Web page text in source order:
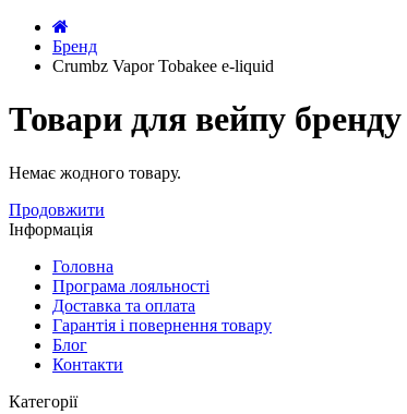
Бренд
Crumbz Vapor Tobakee e-liquid
Товари для вейпу
Немає жодного товару.
Продовжити
Інформація
Головна
Програма лояльності
Доставка та оплата
Гарантія і повернення товару
Блог
Контакти
Категорії